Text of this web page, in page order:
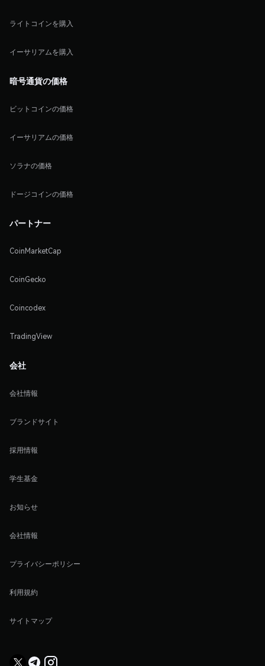
ライトコインを購入
イーサリアムを購入
暗号通貨の価格
ビットコインの価格
イーサリアムの価格
ソラナの価格
ドージコインの価格
パートナー
CoinMarketCap
CoinGecko
Coincodex
TradingView
会社
会社情報
ブランドサイト
採用情報
学生基金
お知らせ
会社情報
プライバシーポリシー
利用規約
サイトマップ